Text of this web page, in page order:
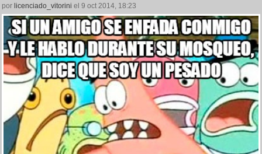
por licenciado_vitorini el 9 oct 2014, 18:23